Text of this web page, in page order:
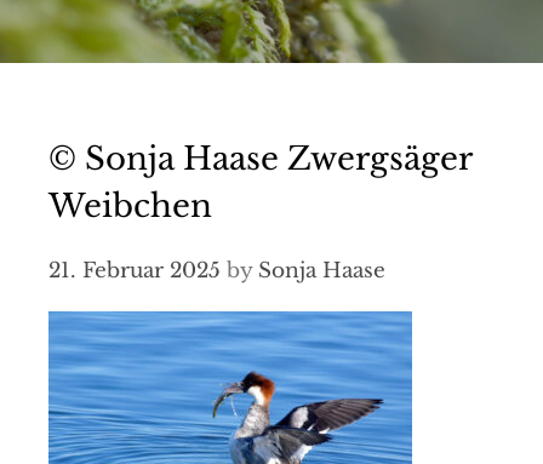
© Sonja Haase Zwergsäger
Weibchen
21. Februar 2025 by Sonja Haase